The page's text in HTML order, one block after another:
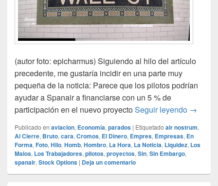
(autor foto: epicharmus) Siguiendo al hilo del artículo
precedente, me gustaría incidir en una parte muy
pequeña de la noticia: Parece que los pilotos podrían
ayudar a Spanair a financiarse con un 5 % de
participación en el nuevo proyectoSeguir leyendo →
Publicado en aviacion, Economía, parados | Etiquetado air nostrum,
Al Cierre, Bruto, cara, Cromos, El Dinero, Empres, Empresas, En
Forma, Foto, Hilo, Homb, Hombro, La Hora, La Noticia, Liquidez, Los
Malos, Los Trabajadores, pilotos, proyectos, Sin, Sin Embargo,
spanair, Stock Options | Deja un comentario